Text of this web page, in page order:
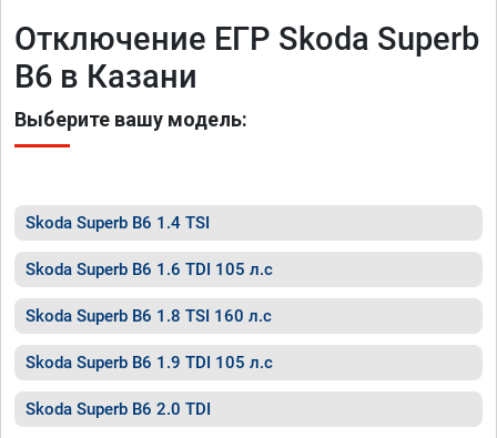
Отключение ЕГР Skoda Superb
B6 в Казани
Выберите вашу модель:
Skoda Superb B6 1.4 TSI
Skoda Superb B6 1.6 TDI 105 л.с
Skoda Superb B6 1.8 TSI 160 л.с
Skoda Superb B6 1.9 TDI 105 л.с
Skoda Superb B6 2.0 TDI